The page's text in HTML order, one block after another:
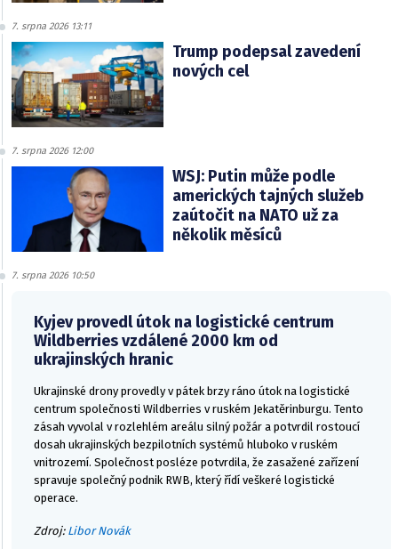
7. srpna 2026 13:11
Trump podepsal zavedení
nových cel
7. srpna 2026 12:00
WSJ: Putin může podle
amerických tajných služeb
zaútočit na NATO už za
několik měsíců
7. srpna 2026 10:50
Kyjev provedl útok na logistické centrum
Wildberries vzdálené 2000 km od
ukrajinských hranic
Ukrajinské drony provedly v pátek brzy ráno útok na logistické
centrum společnosti Wildberries v ruském Jekatěrinburgu. Tento
zásah vyvolal v rozlehlém areálu silný požár a potvrdil rostoucí
dosah ukrajinských bezpilotních systémů hluboko v ruském
vnitrozemí. Společnost posléze potvrdila, že zasažené zařízení
spravuje společný podnik RWB, který řídí veškeré logistické
operace.
Zdroj: Libor Novák